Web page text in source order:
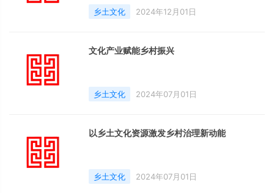
乡土文化 2024年12月01日
文化产业赋能乡村振兴
乡土文化 2024年07月01日
以乡土文化资源激发乡村治理新动能
乡土文化 2024年07月01日